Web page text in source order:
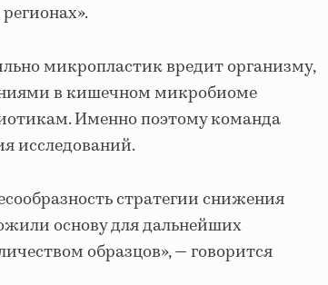
микропластик вредит организму,
в кишечном микробиоме
Именно поэтому команда
исследований.
стратегии снижения
основу для дальнейших
образцов», — говорится